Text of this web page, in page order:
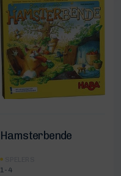
Hamsterbende
1-4